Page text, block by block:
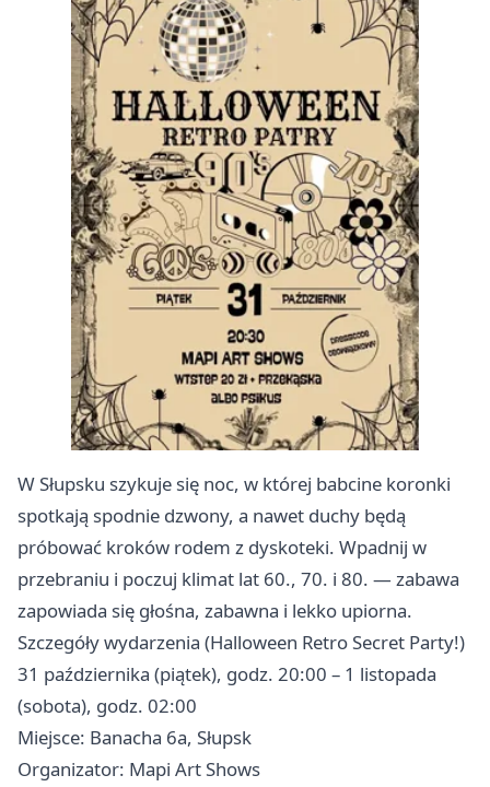
W Słupsku szykuje się noc, w której babcine koronki
spotkają spodnie dzwony, a nawet duchy będą
próbować kroków rodem z dyskoteki. Wpadnij w
przebraniu i poczuj klimat lat 60., 70. i 80. — zabawa
zapowiada się głośna, zabawna i lekko upiorna.
Szczegóły wydarzenia (Halloween Retro Secret Party!)
31 października (piątek), godz. 20:00 – 1 listopada
(sobota), godz. 02:00
Miejsce: Banacha 6a, Słupsk
Organizator: Mapi Art Shows